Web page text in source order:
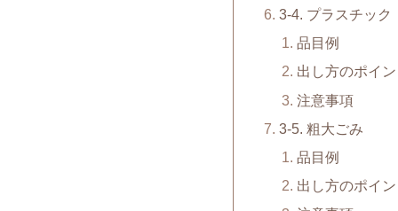
3-4. プラスチック
品目例
出し方のポイ
注意事項
3-5. 粗大ごみ
品目例
出し方のポイ